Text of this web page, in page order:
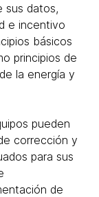
sus datos,
e incentivo
básicos
principios de
la energía y
pueden
corrección y
para sus
de